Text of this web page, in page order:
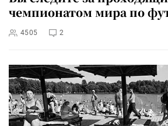
чемпионатом мира по
4505 2